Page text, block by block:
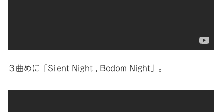
３曲めに「Silent Night , Bodom Night」。